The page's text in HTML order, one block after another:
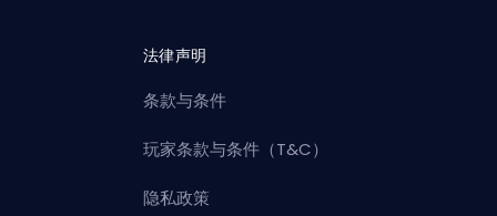
法律声明
条款与条件
玩家条款与条件（T&C）
隐私政策